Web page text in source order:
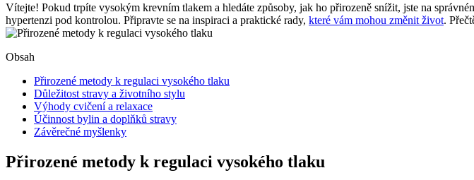
Vítejte! Pokud trpíte vysokým krevním tlakem a hledáte způsoby, jak ho přirozeně snížit, jste na
hypertenzi pod kontrolou. Připravte se na inspiraci a praktické rady, které vám mohou změnit život.
Obsah
Přirozené metody k regulaci vysokého tlaku
Důležitost stravy a životního stylu
Výhody cvičení a relaxace
Účinnost bylin a doplňků stravy
Závěrečné myšlenky
Přirozené metody k regulaci vysokého tlaku